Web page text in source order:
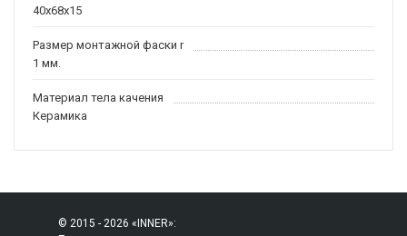
40x68x15
Размер монтажной фаски r
1 мм.
Материал тела качения
Керамика
© 2015 - 2026 «INNER»: